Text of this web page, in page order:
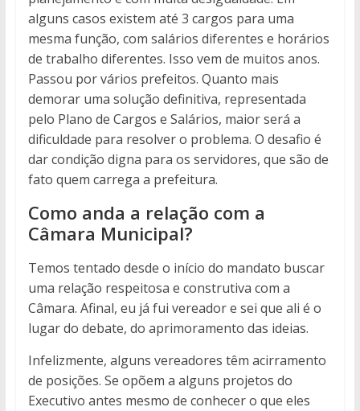
alguns casos existem até 3 cargos para uma
mesma função, com salários diferentes e horários
de trabalho diferentes. Isso vem de muitos anos.
Passou por vários prefeitos. Quanto mais
demorar uma solução definitiva, representada
pelo Plano de Cargos e Salários, maior será a
dificuldade para resolver o problema. O desafio é
dar condição digna para os servidores, que são de
fato quem carrega a prefeitura.
Como anda a relação com a
Câmara Municipal?
Temos tentado desde o início do mandato buscar
uma relação respeitosa e construtiva com a
Câmara. Afinal, eu já fui vereador e sei que ali é o
lugar do debate, do aprimoramento das ideias.
Infelizmente, alguns vereadores têm acirramento
de posições. Se opõem a alguns projetos do
Executivo antes mesmo de conhecer o que eles